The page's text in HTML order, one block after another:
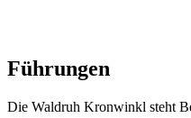
Führungen
Die Waldruh Kron­winkl steht